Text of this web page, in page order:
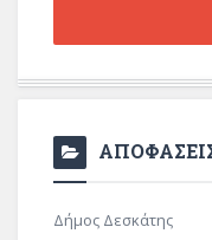
Δήμος Δεσκάτης